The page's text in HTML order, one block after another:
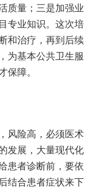
质量；三是加强业
专业知识。这次培
和治疗，再到后续
为基本公共卫生服
障。
风险高，必须医术
发展，大量现代化
患者诊断前，要依
结合患者症状来下